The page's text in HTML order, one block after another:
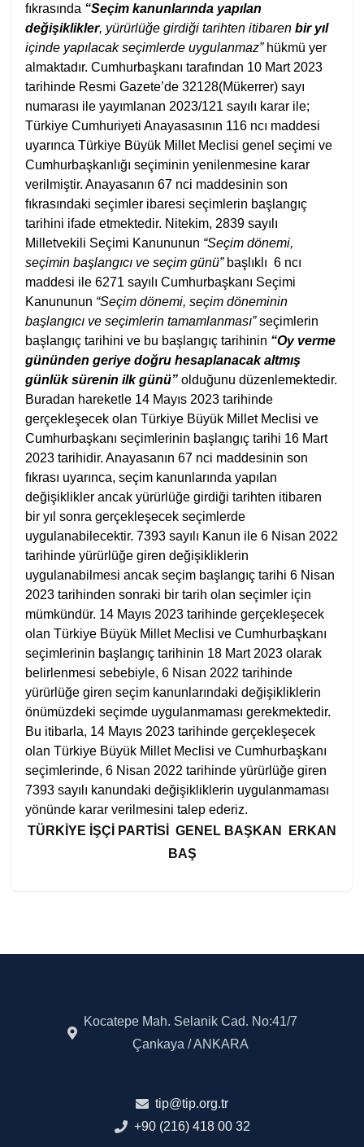
fıkrasında “Seçim kanunlarında yapılan
değişiklikler, yürürlüğe girdiği tarihten itibaren bir yıl
içinde yapılacak seçimlerde uygulanmaz”hükmü yer
almaktadır. Cumhurbaşkanı tarafından 10 Mart 2023
tarihinde Resmi Gazete’de 32128(Mükerrer) sayı
numarası ile yayımlanan 2023/121 sayılı karar ile;
Türkiye Cumhuriyeti Anayasasının 116 ncı maddesi
uyarınca Türkiye Büyük Millet Meclisi genel seçimi ve
Cumhurbaşkanlığı seçiminin yenilenmesine karar
verilmiştir. Anayasanın 67 nci maddesinin son
fıkrasındaki seçimler ibaresi seçimlerin başlangıç
tarihini ifade etmektedir. Nitekim, 2839 sayılı
Milletvekili Seçimi Kanununun “Seçim dönemi,
seçimin başlangıcı ve seçim günü”başlıklı 6 ncı
maddesi ile 6271 sayılı Cumhurbaşkanı Seçimi
Kanununun “Seçim dönemi, seçim döneminin
başlangıcı ve seçimlerin tamamlanması”seçimlerin
başlangıç tarihini ve bu başlangıç tarihinin “Oy verme
gününden geriye doğru hesaplanacak altmış
günlük sürenin ilk günü” olduğunu düzenlemektedir.
Buradan hareketle 14 Mayıs 2023 tarihinde
gerçekleşecek olan Türkiye Büyük Millet Meclisi ve
Cumhurbaşkanı seçimlerinin başlangıç tarihi 16 Mart
2023 tarihidir. Anayasanın 67 nci maddesinin son
fıkrası uyarınca, seçim kanunlarında yapılan
değişiklikler ancak yürürlüğe girdiği tarihten itibaren
bir yıl sonra gerçekleşecek seçimlerde
uygulanabilecektir. 7393 sayılı Kanun ile 6 Nisan 2022
tarihinde yürürlüğe giren değişikliklerin
uygulanabilmesi ancak seçim başlangıç tarihi 6 Nisan
2023 tarihinden sonraki bir tarih olan seçimler için
mümkündür. 14 Mayıs 2023 tarihinde gerçekleşecek
olan Türkiye Büyük Millet Meclisi ve Cumhurbaşkanı
seçimlerinin başlangıç tarihinin 18 Mart 2023 olarak
belirlenmesi sebebiyle, 6 Nisan 2022 tarihinde
yürürlüğe giren seçim kanunlarındaki değişikliklerin
önümüzdeki seçimde uygulanmaması gerekmektedir.
Bu itibarla, 14 Mayıs 2023 tarihinde gerçekleşecek
olan Türkiye Büyük Millet Meclisi ve Cumhurbaşkanı
seçimlerinde, 6 Nisan 2022 tarihinde yürürlüğe giren
7393 sayılı kanundaki değişikliklerin uygulanmaması
yönünde karar verilmesini talep ederiz.
TÜRKİYE İŞÇİ PARTİSİ GENEL BAŞKAN ERKAN
BAŞ
Kocatepe Mah. Selanik Cad. No:41/7
Çankaya / ANKARA
tip@tip.org.tr
+90 (216) 418 00 32